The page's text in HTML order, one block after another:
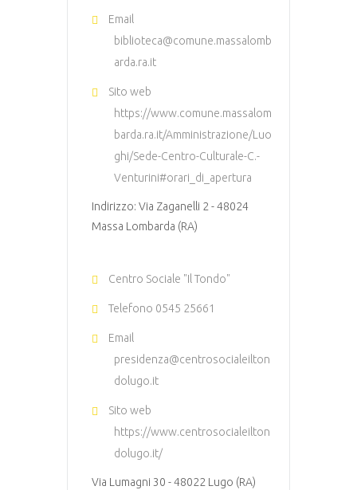
Email
biblioteca@comune.massalomb
arda.ra.it
Sito web
https://www.comune.massalom
barda.ra.it/Amministrazione/Luo
ghi/Sede-Centro-Culturale-C.-
Venturini#orari_di_apertura
Indirizzo: Via Zaganelli 2 - 48024
Massa Lombarda (RA)
Centro Sociale "Il Tondo"
Telefono 0545 25661
Email
presidenza@centrosocialeilton
dolugo.it
Sito web
https://www.centrosocialeilton
dolugo.it/
Via Lumagni 30 - 48022 Lugo (RA)